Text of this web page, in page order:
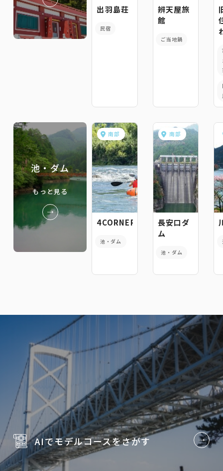
出羽島荘
民宿
辨天屋旅
館
ご当地鍋
池・ダム
もっと見る
南部
4CORNER
池・ダム
南部
長安口ダ
ム
池・ダム
AIでモデルコースをさがす